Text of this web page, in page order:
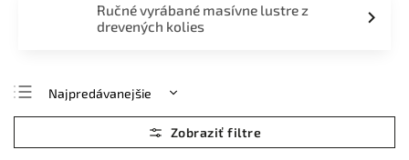
Ručné vyrábané masívne lustre z
drevených kolies
Najpredávanejšie
Najlacnejšie
Najdrahšie